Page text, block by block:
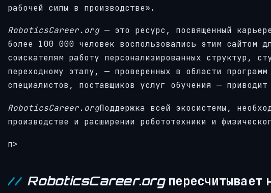
рабочей силы в производстве».
RoboticsCareer.org— это ресурс, посвященный
более 100 000 человек воспользовались этим сайтом
соискателям работу персонализированных структур,
переходному этапу, — проверенных в области
специалистов, поставщиков услуг обучения —
RoboticsCareer.orgПоддержка всей экосистемы,
производстве и расширении робототехники и
п>
RoboticsCareer.orgпересчитывает